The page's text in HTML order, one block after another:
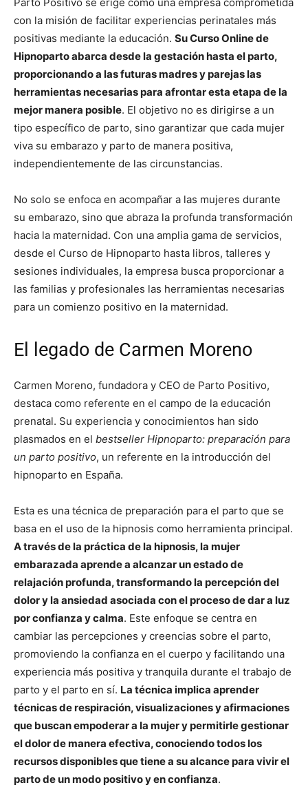
con la misión de facilitar experiencias perinatales más
positivas mediante la educación. Su Curso Online de
Hipnoparto abarca desde la gestación hasta el parto,
proporcionando a las futuras madres y parejas las
herramientas necesarias para afrontar esta etapa de la
mejor manera posible. El objetivo no es dirigirse a un
tipo específico de parto, sino garantizar que cada mujer
viva su embarazo y parto de manera positiva,
independientemente de las circunstancias.
No solo se enfoca en acompañar a las mujeres durante
su embarazo, sino que abraza la profunda transformación
hacia la maternidad. Con una amplia gama de servicios,
desde el Curso de Hipnoparto hasta libros, talleres y
sesiones individuales, la empresa busca proporcionar a
las familias y profesionales las herramientas necesarias
para un comienzo positivo en la maternidad.
El legado de Carmen Moreno
Carmen Moreno, fundadora y CEO de Parto Positivo,
destaca como referente en el campo de la educación
prenatal. Su experiencia y conocimientos han sido
plasmados en el bestseller Hipnoparto: preparación para
un parto positivo, un referente en la introducción del
hipnoparto en España.
Esta es una técnica de preparación para el parto que se
basa en el uso de la hipnosis como herramienta principal.
A través de la práctica de la hipnosis, la mujer
embarazada aprende a alcanzar un estado de
relajación profunda, transformando la percepción del
dolor y la ansiedad asociada con el proceso de dar a luz
por confianza y calma. Este enfoque se centra en
cambiar las percepciones y creencias sobre el parto,
promoviendo la confianza en el cuerpo y facilitando una
experiencia más positiva y tranquila durante el trabajo de
parto y el parto en sí. La técnica implica aprender
técnicas de respiración, visualizaciones y afirmaciones
que buscan empoderar a la mujer y permitirle gestionar
el dolor de manera efectiva, conociendo todos los
recursos disponibles que tiene a su alcance para vivir el
parto de un modo positivo y en confianza.